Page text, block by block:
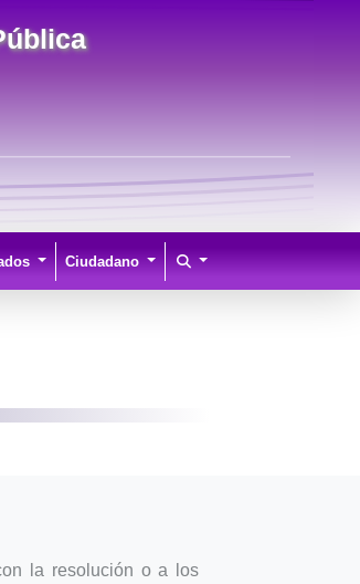
Ciudadano
la resolución o a los